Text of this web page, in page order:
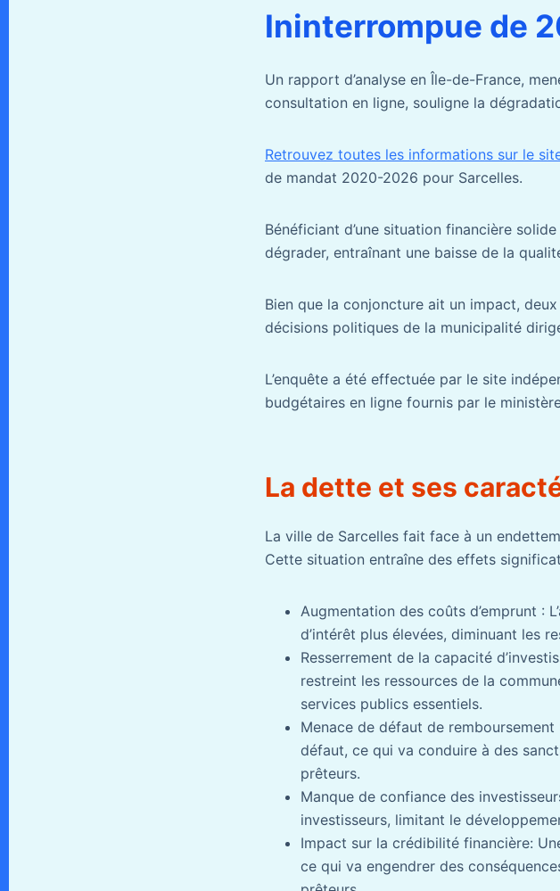
Ininterrompue de
Un rapport d’analyse en Île-de-France,
consultation en ligne, souligne la
Retrouvez toutes les informations sur le
de mandat 2020-2026 pour Sarcelles.
Bénéficiant d’une situation financière
dégrader, entraînant une baisse de la
Bien que la conjoncture ait un impact,
décisions politiques de la municipalité
L’enquête a été effectuée par le site
budgétaires en ligne fournis par le
La dette et ses
La ville de Sarcelles fait face à un
Cette situation entraîne des effets
Augmentation des coûts d’emprunt :
d’intérêt plus élevées, diminuant les
Resserrement de la capacité
restreint les ressources de la
services publics essentiels.
Menace de défaut de
défaut, ce qui va conduire à des
prêteurs.
Manque de confiance des
investisseurs, limitant le
Impact sur la crédibilité financière:
ce qui va engendrer des